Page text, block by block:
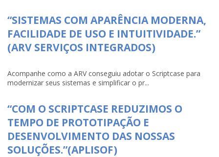
“SISTEMAS COM APARÊNCIA MODERNA,
FACILIDADE DE USO E INTUITIVIDADE.”
(ARV SERVIÇOS INTEGRADOS)
Acompanhe como a ARV conseguiu adotar o Scriptcase para
modernizar seus sistemas e simplificar o pr...
“COM O SCRIPTCASE REDUZIMOS O
TEMPO DE PROTOTIPAÇÃO E
DESENVOLVIMENTO DAS NOSSAS
SOLUÇÕES.”(APLISOF)